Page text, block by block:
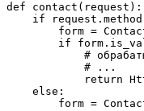
def contact(request):
if
form =
if
#
            # ...
return
    else:
form =